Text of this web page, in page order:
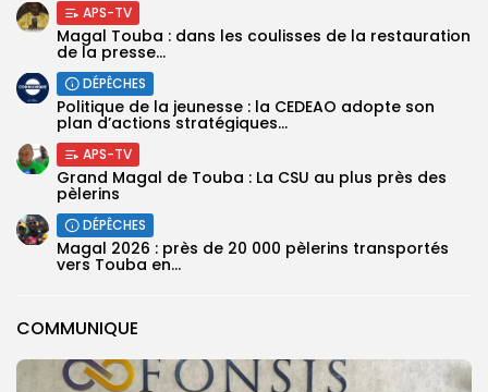
COMMUNIQUE
APS-TV
Magal Touba : dans les coulisses de la restauration
de la presse...
DÉPÊCHES
Politique de la jeunesse : la CEDEAO adopte son
plan d’actions stratégiques...
APS-TV
Grand Magal de Touba : La CSU au plus près des
pèlerins
DÉPÊCHES
Magal 2026 : près de 20 000 pèlerins transportés
vers Touba en...